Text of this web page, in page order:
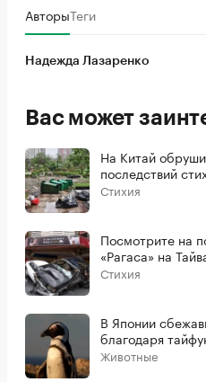
АвторыТеги
Надежда Лазаренко
Вас может
На Китай
последствий
Стихия
Посмотрите на
«Рагаса» на
Стихия
В Японии
благодаря
Животные